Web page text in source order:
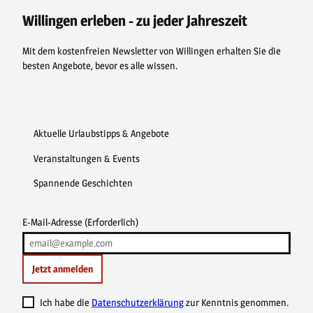
o
k
e
s
e
r
a
Willingen erleben - zu jeder Jahreszeit
Mit dem kostenfreien Newsletter von Willingen erhalten Sie die
besten Angebote, bevor es alle wissen.
Aktuelle Urlaubstipps & Angebote
Veranstaltungen & Events
Spannende Geschichten
E-Mail-Adresse (Erforderlich)
Jetzt anmelden
Ich habe die Datenschutzerklärungzur Kenntnis genommen.